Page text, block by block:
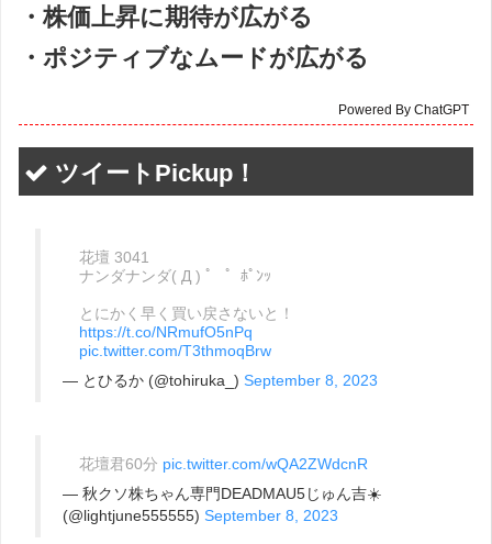
・株価上昇に期待が広がる
・ポジティブなムードが広がる
Powered By ChatGPT
ツイートPickup！
花壇 3041
ナンダナンダ( Д ) ゜ ゜ﾎﾟﾝｯ
とにかく早く買い戻さないと！
https://t.co/NRmufO5nPq
pic.twitter.com/T3thmoqBrw
— とひるか (@tohiruka_) September 8, 2023
花壇君60分 pic.twitter.com/wQA2ZWdcnR
— 秋クソ株ちゃん専門DEADMAU5じゅん吉☀️
(@lightjune555555) September 8, 2023